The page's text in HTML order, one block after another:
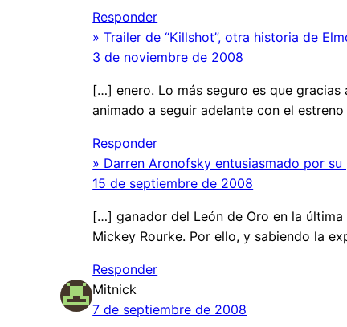
Responder
» Trailer de “Killshot”, otra historia de
3 de noviembre de 2008
[…] enero. Lo más seguro es que
animado a seguir adelante con el
Responder
» Darren Aronofsky entusiasmado por
15 de septiembre de 2008
[…] ganador del León de Oro en la
Mickey Rourke. Por ello, y sabiendo la
Responder
Mitnick
7 de septiembre de 2008